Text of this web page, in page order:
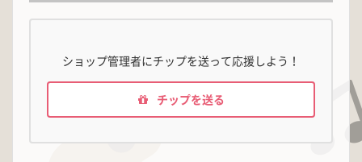
ショップ管理者にチップを送って応援しよう！
チップを送る